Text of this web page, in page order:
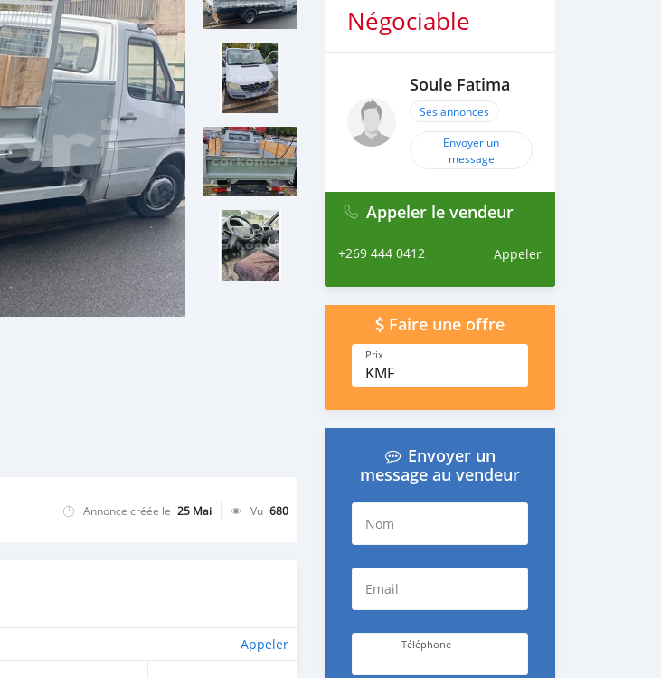
Annonce créée le 25 Mai Vu 680
Appeler
Négociable
Soule Fatima
Ses annonces
Envoyer un
message
Appeler le vendeur
+269 444 0412 Appeler
Faire une offre
Prix
KMF
Envoyer un
message au vendeur
Nom
Email
Téléphone